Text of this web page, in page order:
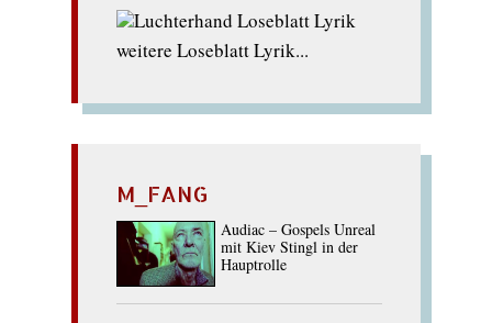
weitere Loseblatt Lyrik...
M_FANG
Audiac – Gospels Unreal
mit Kiev Stingl in der
Hauptrolle